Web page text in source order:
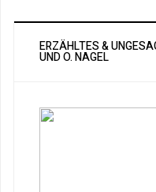
ERZÄHLTES &
ND O. NAGEL